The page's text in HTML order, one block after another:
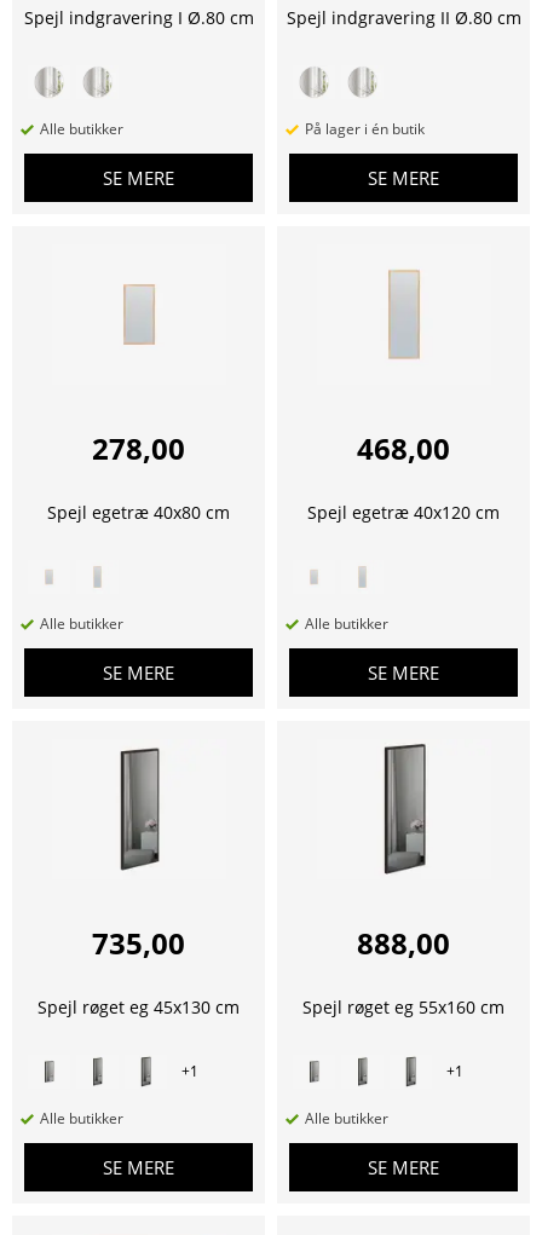
Spejl indgravering I Ø.80 cm
Alle butikker
SE MERE
Spejl indgravering II Ø.80 cm
På lager i én butik
SE MERE
278,00
Spejl egetræ 40x80 cm
Alle butikker
SE MERE
468,00
Spejl egetræ 40x120 cm
Alle butikker
SE MERE
735,00
Spejl røget eg 45x130 cm
+1
Alle butikker
SE MERE
888,00
Spejl røget eg 55x160 cm
+1
Alle butikker
SE MERE